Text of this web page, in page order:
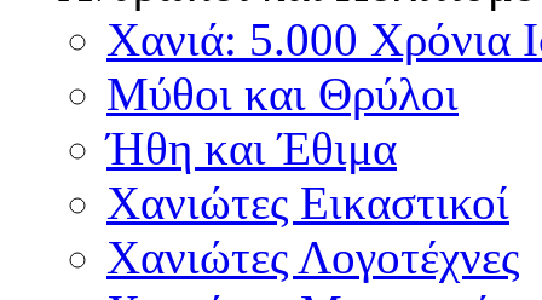
Χανιά: 5.000 Χρόνια
Μύθοι και Θρύλοι
Ήθη και Έθιμα
Χανιώτες Εικαστικοί
Χανιώτες Λογοτέχνες